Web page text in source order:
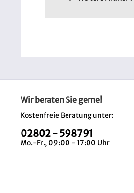
Wir beraten Sie gerne!
Kostenfreie Beratung unter:
02802 - 598791
Mo.-Fr., 09:00 - 17:00 Uhr